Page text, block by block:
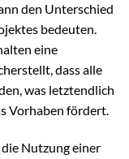
den Unterschied
bedeuten.
eine
dass alle
was letztendlich
Vorhaben fördert.
Nutzung einer